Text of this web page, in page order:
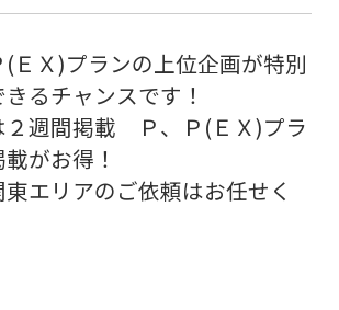
(ＥＸ)プランの上位企画が特別
るチャンスです！
２週間掲載 Ｐ、Ｐ(ＥＸ)プラ
がお得！
エリアのご依頼はお任せく